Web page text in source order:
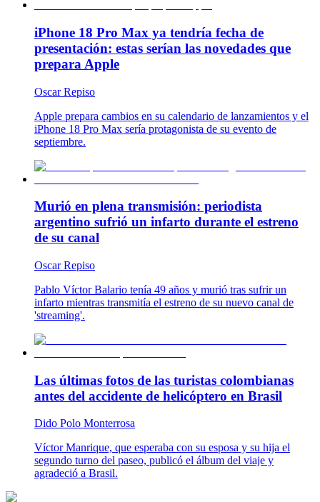
iPhone 18 Pro Max ya tendría fecha de
presentación: estas serían las novedades que
prepara Apple
Oscar Repiso
Apple prepara cambios en su calendario de lanzamientos y el
iPhone 18 Pro Max sería protagonista de su evento de
septiembre.
Murió en plena transmisión: periodista
argentino sufrió un infarto durante el estreno
de su canal
Oscar Repiso
Pablo Víctor Balario tenía 49 años y murió tras sufrir un
infarto mientras transmitía el estreno de su nuevo canal de
'streaming'.
Las últimas fotos de las turistas colombianas
antes del accidente de helicóptero en Brasil
Dido Polo Monterrosa
Víctor Manrique, que esperaba con su esposa y su hija el
segundo turno del paseo, publicó el álbum del viaje y
agradeció a Brasil.